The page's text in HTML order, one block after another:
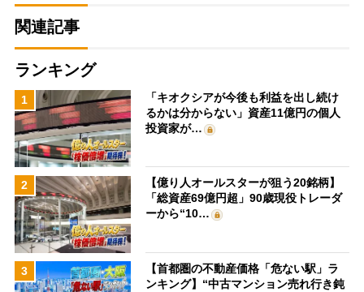
関連記事
ランキング
1
「キオクシアが今後も利益を出し続け
るかは分からない」資産11億円の個人
投資家が…
2
【億り人オールスターが狙う20銘柄】
「総資産69億円超」90歳現役トレーダ
ーから“10…
3
【首都圏の不動産価格「危ない駅」ラ
ンキング】“中古マンション売れ行き鈍